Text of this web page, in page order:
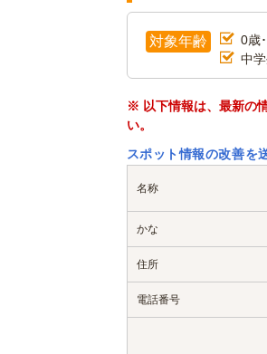
対象年齢 0歳
中
※ 以下情報は、最新の
い。
スポット情報の改善を
名称
かな
住所
電話番号